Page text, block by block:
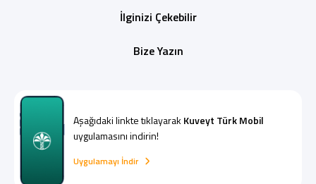
İlginizi Çekebilir
Bize Yazın
Aşağıdaki linkte tıklayarak Kuveyt Türk Mobil
uygulamasını indirin!
Uygulamayı İndir